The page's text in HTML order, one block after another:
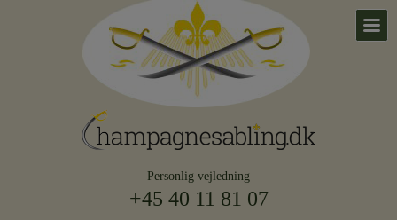
Personlig vejledning
+45 40 11 81 07